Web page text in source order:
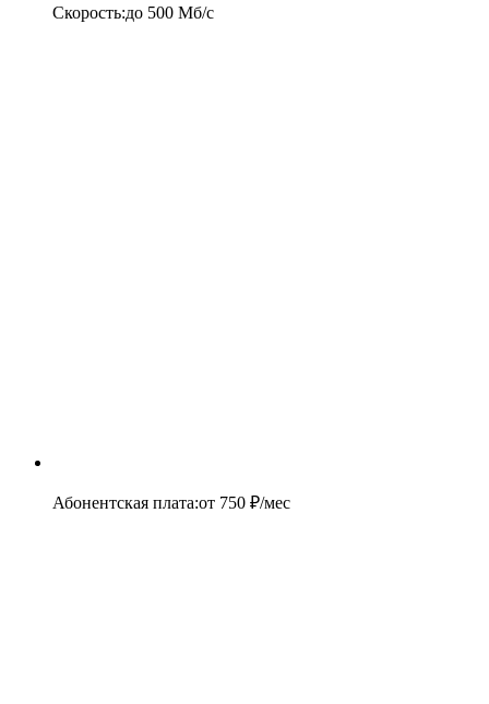
Скорость:до 500 Мб/c
Абонентская плата:от 750 ₽/мес